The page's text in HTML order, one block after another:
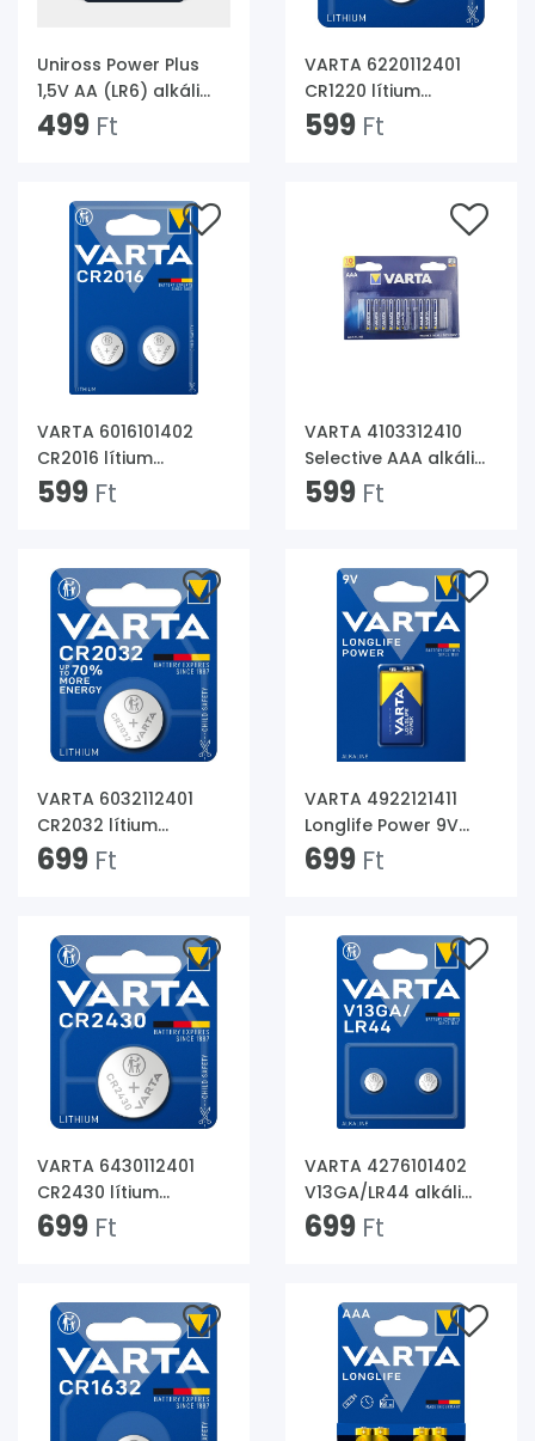
Uniross Power Plus
1,5V AA (LR6) alkáli
tartós ceruzaelem
499 Ft
VARTA 6220112401
CR1220 lítium
gombelem
599 Ft
VARTA 6016101402
CR2016 lítium
gombelem
599 Ft
VARTA 4103312410
Selective AAA alkáli
mikroceruza elem
599 Ft
VARTA 6032112401
CR2032 lítium
gombelem
699 Ft
VARTA 4922121411
Longlife Power 9V
(6RL61) alkáli elem
699 Ft
VARTA 6430112401
CR2430 lítium
gombelem
699 Ft
VARTA 4276101402
V13GA/LR44 alkáli
gombelem 2
699 Ft